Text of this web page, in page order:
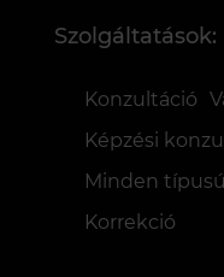
Szolgáltatások:
Konzultáció
Képzési
Minden
Korrekció